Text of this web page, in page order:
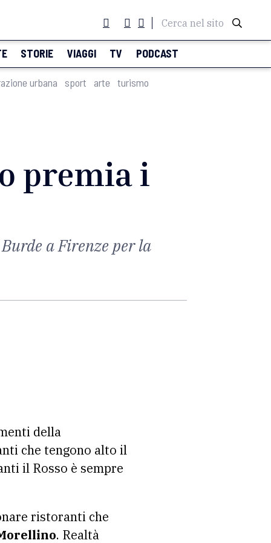
Cerca nel sito
STORIE VIAGGI TV PODCAST
urbana sport arte turismo
premia i
a Firenze per la
della
che tengono alto il
il Rosso è sempre
ristoranti che
. Realtà